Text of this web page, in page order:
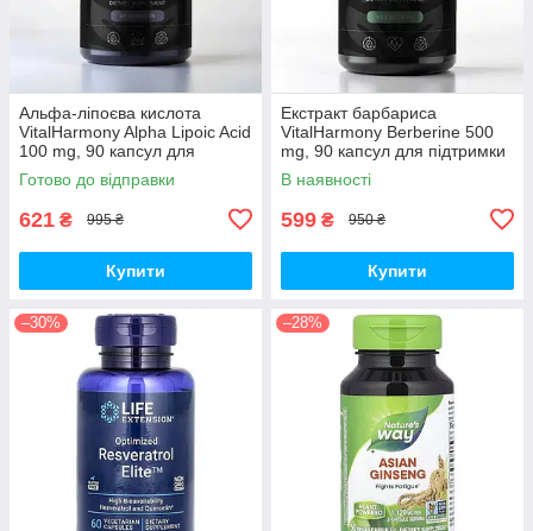
Альфа-ліпоєва кислота
VitalHarmony Alpha Lipoic Acid
100 mg, 90 капсул для
антиоксидантного захисту
Готово до відправки
621 ₴ 995 ₴
Купити
Екстракт барбариса
VitalHarmony Berberine 500
mg, 90 капсул для підтримки
рівня цукру в крові
В наявності
599 ₴ 950 ₴
Купити
–30% –28%